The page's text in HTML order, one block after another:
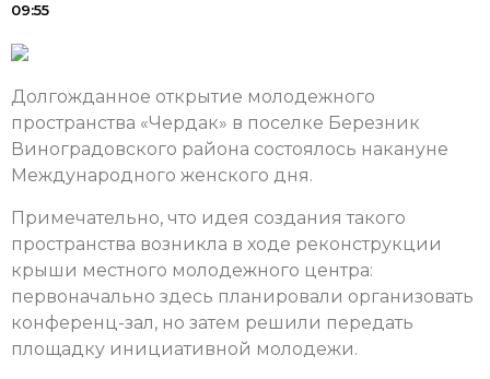
09:55
Долгожданное открытие молодежного
пространства «Чердак» в поселке Березник
Виноградовского района состоялось накануне
Международного женского дня.
Примечательно, что идея создания такого
пространства возникла в ходе реконструкции
крыши местного молодежного центра:
первоначально здесь планировали организовать
конференц-зал, но затем решили передать
площадку инициативной молодежи.